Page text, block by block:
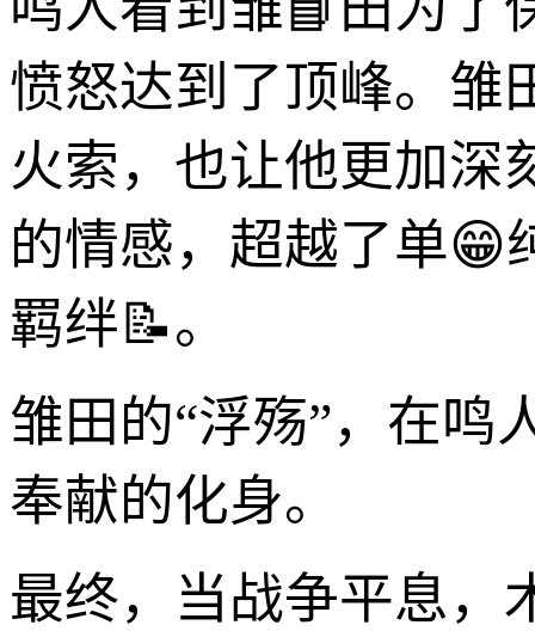
愤怒达到了顶峰。雏
火索，也让他更加深
的情感，超越了单😁
羁绊📝。
雏田的“浮殇”，在鸣
奉献的化身。
最终，当战争平息，